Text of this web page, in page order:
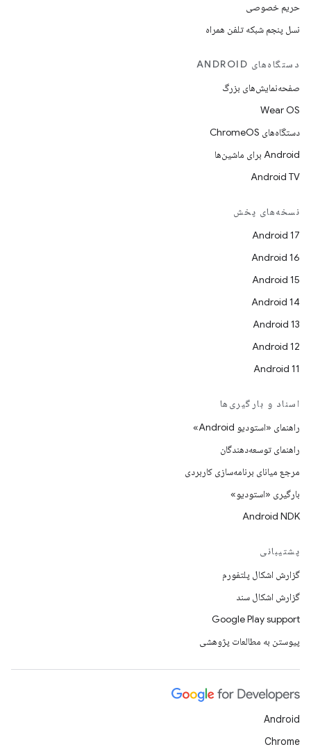
حریم خصوصی
نسل پنجم شبکه تلفن همراه
دستگاه‌های ANDROID
صفحه‌نمایش‌های بزرگ
Wear OS
دستگاه‌های ChromeOS
Android برای ماشین‌ها
Android TV
نسخه‌های پخش
Android 17
Android 16
Android 15
Android 14
Android 13
Android 12
Android 11
اسناد و بارگیری‌ها
راهنمای «استودیو Android»
راهنمای توسعه‌دهندگان
مرجع میانای برنامه‌سازی کاربردی
بارگیری «استودیو»
Android NDK
پشتیبانی
گزارش اشکال پلتفورم
گزارش اشکال سند
Google Play support
پیوستن به مطالعات پژوهشی
Android
Chrome